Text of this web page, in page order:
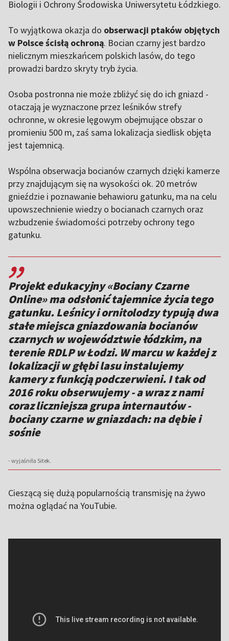
Biologii i Ochrony Środowiska Uniwersytetu Łódzkiego.
To wyjątkowa okazja do obserwacji ptaków objętych
w Polsce ścisłą ochroną. Bocian czarny jest bardzo
nielicznym mieszkańcem polskich lasów, do tego
prowadzi bardzo skryty tryb życia.
Osoba postronna nie może zbliżyć się do ich gniazd -
otaczają je wyznaczone przez leśników strefy
ochronne, w okresie lęgowym obejmujące obszar o
promieniu 500 m, zaś sama lokalizacja siedlisk objęta
jest tajemnicą.
Wspólna obserwacja bocianów czarnych dzięki kamerze
przy znajdującym się na wysokości ok. 20 metrów
gnieździe i poznawanie behawioru gatunku, ma na celu
upowszechnienie wiedzy o bocianach czarnych oraz
wzbudzenie świadomości potrzeby ochrony tego
gatunku.
,,
Projekt edukacyjny «Bociany Czarne
Online» ma odsłonić tajemnice życia tego
gatunku. Leśnicy i ornitolodzy typują dwa
stałe miejsca gniazdowania bocianów
czarnych w województwie łódzkim, na
terenie RDLP w Łodzi. W marcu w każdej z
lokalizacji w głębi lasu instalujemy
kamery z funkcją podczerwieni. I tak od
2016 roku obserwujemy - a wraz z nami
coraz liczniejsza grupa internautów -
bociany czarne w gniazdach: na dębie i
sośnie
- wyjaśniła Sitek.
Cieszącą się dużą popularnością transmisję na żywo
można oglądać na YouTubie.